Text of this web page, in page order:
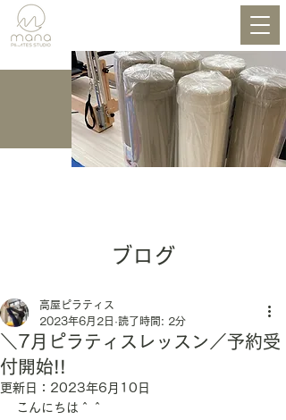
ブログ
＼7月ピラティスレッスン／予約受
付開始!!
高屋ピラティス
2023年6月2日 読了時間: 2分
更新日： 2023年6月10日
こんにちは＾＾